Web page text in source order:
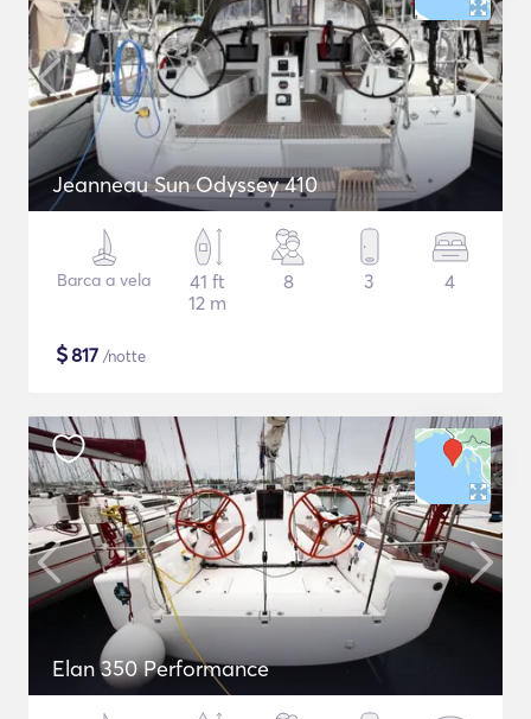
Jeanneau Sun Odyssey 410
Barca a vela
41 ft
12 m
8 3 4
$817 /notte
Elan 350 Performance